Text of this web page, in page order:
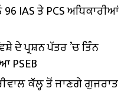
IAS ਤੇ PCS ਅਧਿਕਾਰੀਆਂ
ਦੇ ਪ੍ਰਸ਼ਨ ਪੱਤਰ ’ਚ ਤਿੰਨ
PSEB
ਕੱਲ੍ਹ ਤੋਂ ਜਾਣਗੇ ਗੁਜਰਾਤ